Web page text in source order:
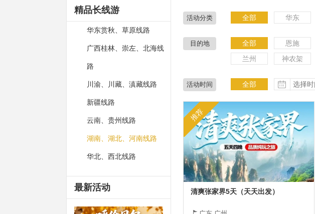
精品长线游
华东赏秋、草原线路
广西桂林、崇左、北海线
路
川渝、川藏、滇藏线路
新疆线路
云南、贵州线路
湖南、湖北、河南线路
华北、西北线路
最新活动
活动分类 全部 华东
目的地 全部 恩施
兰州
神农架
活动时间 全部
推荐
清爽张家界5天（天天出发）